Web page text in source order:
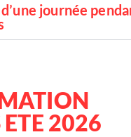
journée
2026